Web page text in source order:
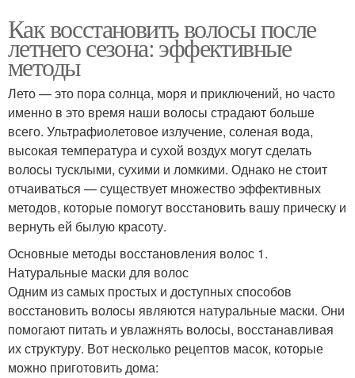
Как восстановить волосы после
летнего сезона: эффективные
методы
Лето — это пора солнца, моря и приключений, но часто
именно в это время наши волосы страдают больше
всего. Ультрафиолетовое излучение, соленая вода,
высокая температура и сухой воздух могут сделать
волосы тусклыми, сухими и ломкими. Однако не стоит
отчаиваться — существует множество эффективных
методов, которые помогут восстановить вашу прическу и
вернуть ей былую красоту.
Основные методы восстановления волос 1.
Натуральные маски для волос
Одним из самых простых и доступных способов
восстановить волосы являются натуральные маски. Они
помогают питать и увлажнять волосы, восстанавливая
их структуру. Вот несколько рецептов масок, которые
можно приготовить дома: